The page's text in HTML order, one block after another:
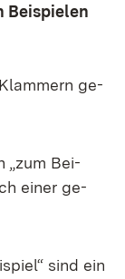
Bei­spie­len
ge­
„zum Bei­
ei­ner ge­
sind ein